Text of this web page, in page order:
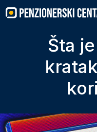
to
content
Šta